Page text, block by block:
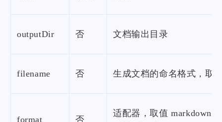
outputDir 否 文档输出目录
filename 否 生成文档的命名格式，取
format 否
适配器，取值 markdown